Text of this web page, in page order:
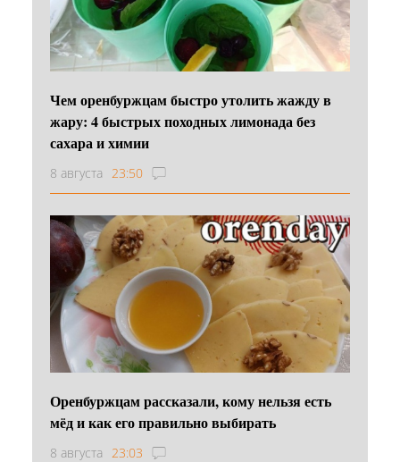
Чем оренбуржцам быстро утолить жажду в
жару: 4 быстрых походных лимонада без
сахара и химии
8 августа 23:50
Оренбуржцам рассказали, кому нельзя есть
мёд и как его правильно выбирать
8 августа 23:03